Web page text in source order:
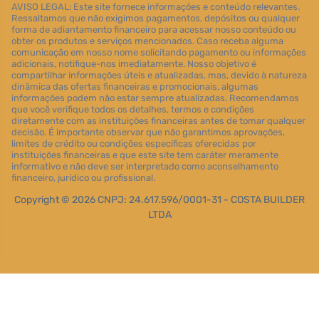
AVISO LEGAL: Este site fornece informações e conteúdo relevantes.
Ressaltamos que não exigimos pagamentos, depósitos ou qualquer
forma de adiantamento financeiro para acessar nosso conteúdo ou
obter os produtos e serviços mencionados. Caso receba alguma
comunicação em nosso nome solicitando pagamento ou informações
adicionais, notifique-nos imediatamente. Nosso objetivo é
compartilhar informações úteis e atualizadas, mas, devido à natureza
dinâmica das ofertas financeiras e promocionais, algumas
informações podem não estar sempre atualizadas. Recomendamos
que você verifique todos os detalhes, termos e condições
diretamente com as instituições financeiras antes de tomar qualquer
decisão. É importante observar que não garantimos aprovações,
limites de crédito ou condições específicas oferecidas por
instituições financeiras e que este site tem caráter meramente
informativo e não deve ser interpretado como aconselhamento
financeiro, jurídico ou profissional.
Copyright © 2026 CNPJ: 24.617.596/0001-31 - COSTA BUILDER
LTDA